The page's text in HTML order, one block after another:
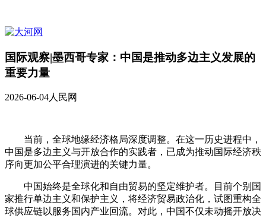
国际观察|墨西哥专家：中国是推动多边主义发展的
重要力量​
2026-06-04人民网
当前，全球地缘经济格局深度调整。在这一历史进程中，
中国是多边主义与开放合作的实践者，已成为推动国际经济秩
序向更加公平合理演进的关键力量。
中国始终是全球化和自由贸易的坚定维护者。目前个别国
家推行单边主义和保护主义，将经济贸易政治化，试图重构全
球供应链以服务国内产业回流。对此，中国不仅未动摇开放决